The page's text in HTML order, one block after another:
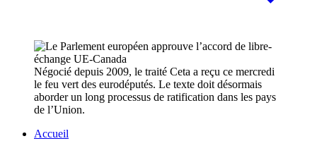
Négocié depuis 2009, le traité Ceta a reçu ce mercredi
le feu vert des eurodéputés. Le texte doit désormais
aborder un long processus de ratification dans les pays
de l’Union.
Accueil